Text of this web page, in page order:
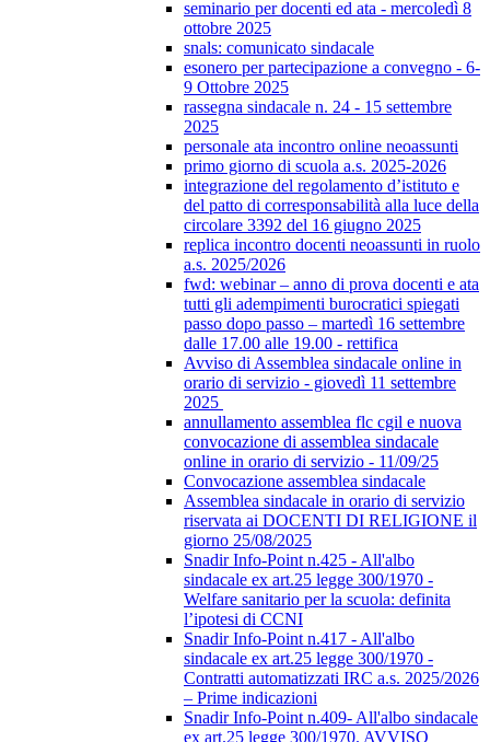
seminario per docenti ed ata - mercoledì 8
ottobre 2025
snals: comunicato sindacale
esonero per partecipazione a convegno - 6-
9 Ottobre 2025
rassegna sindacale n. 24 - 15 settembre
2025
personale ata incontro online neoassunti
primo giorno di scuola a.s. 2025-2026
integrazione del regolamento d’istituto e
del patto di corresponsabilità alla luce della
circolare 3392 del 16 giugno 2025
replica incontro docenti neoassunti in ruolo
a.s. 2025/2026
fwd: webinar – anno di prova docenti e ata
tutti gli adempimenti burocratici spiegati
passo dopo passo – martedì 16 settembre
dalle 17.00 alle 19.00 - rettifica
Avviso di Assemblea sindacale online in
orario di servizio - giovedì 11 settembre
2025
annullamento assemblea flc cgil e nuova
convocazione di assemblea sindacale
online in orario di servizio - 11/09/25
Convocazione assemblea sindacale
Assemblea sindacale in orario di servizio
riservata ai DOCENTI DI RELIGIONE il
giorno 25/08/2025
Snadir Info-Point n.425 - All'albo
sindacale ex art.25 legge 300/1970 -
Welfare sanitario per la scuola: definita
l’ipotesi di CCNI
Snadir Info-Point n.417 - All'albo
sindacale ex art.25 legge 300/1970 -
Contratti automatizzati IRC a.s. 2025/2026
– Prime indicazioni
Snadir Info-Point n.409- All'albo sindacale
ex art.25 legge 300/1970. AVVISO